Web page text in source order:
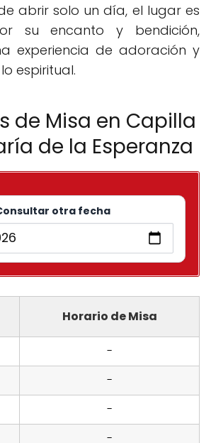
abrir solo un día, el lugar es
su encanto y bendición,
experiencia de adoración y
espiritual.
de Misa en Capilla
de la Esperanza
otra fecha
Horario de Misa
-
-
-
-